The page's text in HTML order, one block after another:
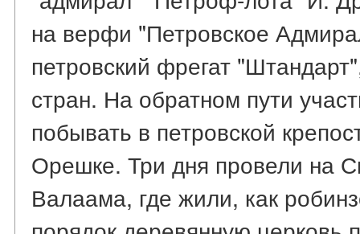
на верфи "Петровское
петровский фрегат
стран. На обратном пути
побывать в петровской
Орешке. Три дня провели на
Валаама, где жили, как